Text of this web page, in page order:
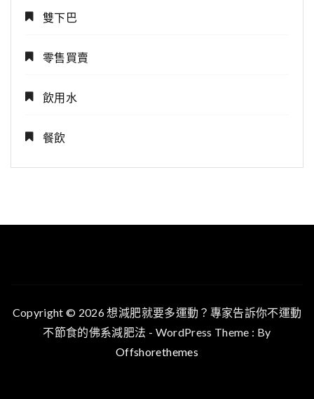
雙下巴
零售買賣
飲用水
餐飲
Copyright © 2026 想減肥就要多運動？專家告訴你不運動
不節食的佛系減肥法 - WordPress Theme : By
Offshorethemes